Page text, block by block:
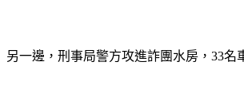
另一邊，刑事局警方攻進詐團水房，33名